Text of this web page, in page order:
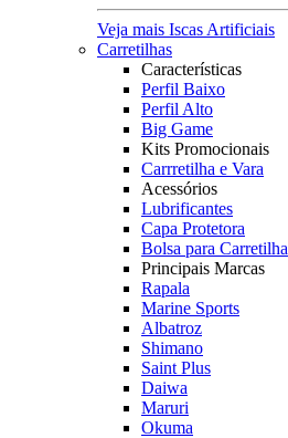
Veja mais Iscas Artificiais
Carretilhas
Características
Perfil Baixo
Perfil Alto
Big Game
Kits Promocionais
Carrretilha e Vara
Acessórios
Lubrificantes
Capa Protetora
Bolsa para Carretilha
Principais Marcas
Rapala
Marine Sports
Albatroz
Shimano
Saint Plus
Daiwa
Maruri
Okuma